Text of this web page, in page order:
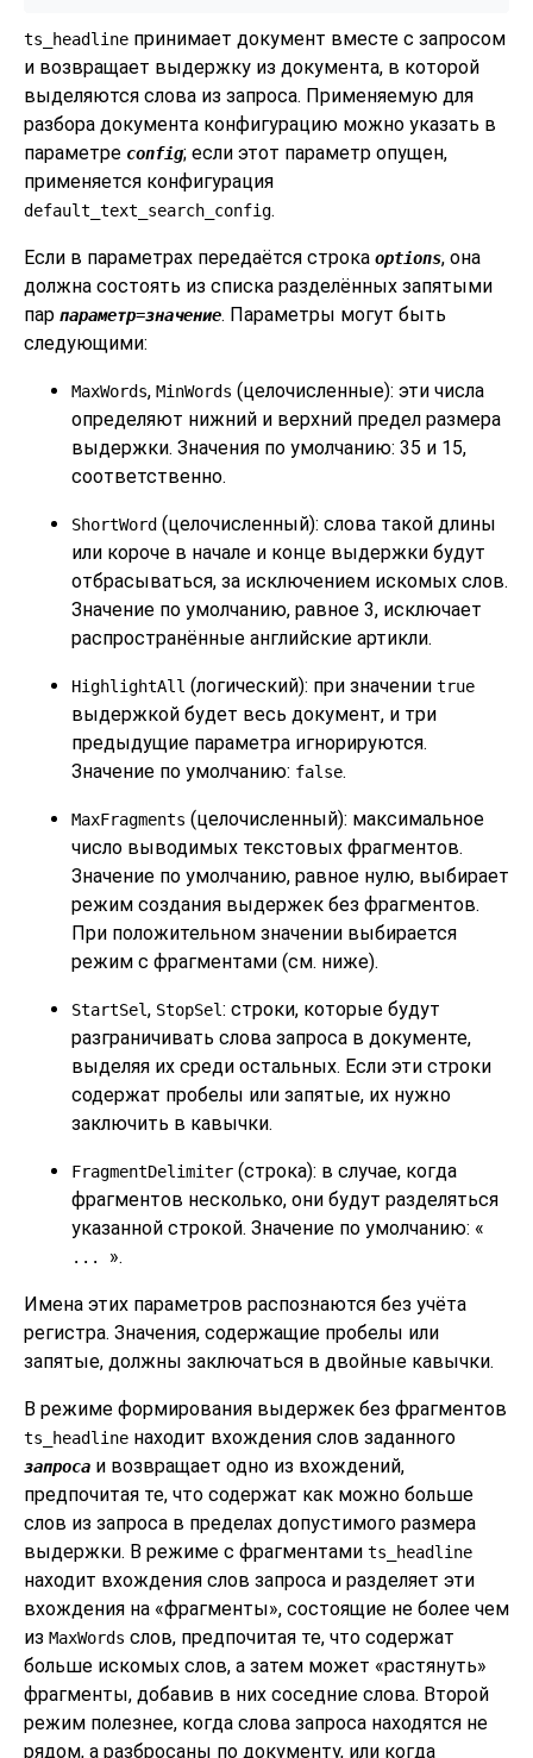
ts_headline принимает документ вместе с запросом
и возвращает выдержку из документа, в которой
выделяются слова из запроса. Применяемую для
разбора документа конфигурацию можно указать в
параметре config; если этот параметр опущен,
применяется конфигурация
default_text_search_config.
Если в параметрах передаётся строка options, она
должна состоять из списка разделённых запятыми
пар параметр=значение. Параметры могут быть
следующими:
MaxWords, MinWords (целочисленные): эти числа
определяют нижний и верхний предел размера
выдержки. Значения по умолчанию: 35 и 15,
соответственно.
ShortWord (целочисленный): слова такой длины
или короче в начале и конце выдержки будут
отбрасываться, за исключением искомых слов.
Значение по умолчанию, равное 3, исключает
распространённые английские артикли.
HighlightAll (логический): при значении true
выдержкой будет весь документ, и три
предыдущие параметра игнорируются.
Значение по умолчанию: false.
MaxFragments (целочисленный): максимальное
число выводимых текстовых фрагментов.
Значение по умолчанию, равное нулю, выбирает
режим создания выдержек без фрагментов.
При положительном значении выбирается
режим с фрагментами (см. ниже).
StartSel, StopSel: строки, которые будут
разграничивать слова запроса в документе,
выделяя их среди остальных. Если эти строки
содержат пробелы или запятые, их нужно
заключить в кавычки.
FragmentDelimiter (строка): в случае, когда
фрагментов несколько, они будут разделяться
указанной строкой. Значение по умолчанию: «
... ».
Имена этих параметров распознаются без учёта
регистра. Значения, содержащие пробелы или
запятые, должны заключаться в двойные кавычки.
В режиме формирования выдержек без фрагментов
ts_headline находит вхождения слов заданного
запроса и возвращает одно из вхождений,
предпочитая те, что содержат как можно больше
слов из запроса в пределах допустимого размера
выдержки. В режиме с фрагментами ts_headline
находит вхождения слов запроса и разделяет эти
вхождения на «фрагменты», состоящие не более чем
из MaxWords слов, предпочитая те, что содержат
больше искомых слов, а затем может «растянуть»
фрагменты, добавив в них соседние слова. Второй
режим полезнее, когда слова запроса находятся не
рядом, а разбросаны по документу, или когда